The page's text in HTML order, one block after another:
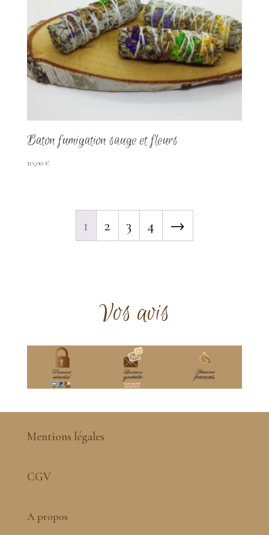
Baton fumigation sauge et fleurs
10,00€
1 2 3 4 →
Vos avis
Mentions légales
CGV
A propos